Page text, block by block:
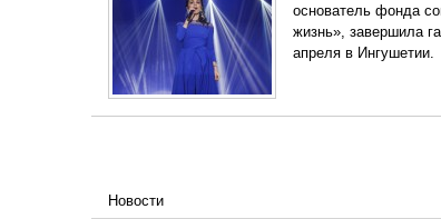
основатель фонда
жизнь», завершила
апреля в Ингушетии.
Новости